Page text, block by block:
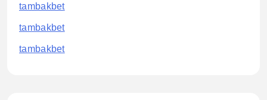
tambakbet
tambakbet
tambakbet